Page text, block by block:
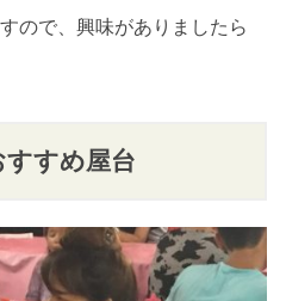
ので、興味がありましたら
すめ屋台